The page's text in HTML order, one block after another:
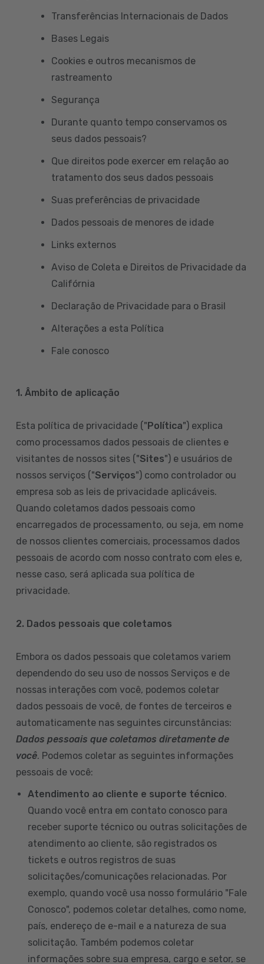
Transferências Internacionais de Dados
Bases Legais
Cookies e outros mecanismos de
rastreamento
Segurança
Durante quanto tempo conservamos os
seus dados pessoais?
Que direitos pode exercer em relação ao
tratamento dos seus dados pessoais
Suas preferências de privacidade
Dados pessoais de menores de idade
Links externos
Aviso de Coleta e Direitos de Privacidade da
Califórnia
Declaração de Privacidade para o Brasil
Alterações a esta Política
Fale conosco
1. Âmbito de aplicação
Esta política de privacidade ("Política") explica
como processamos dados pessoais de clientes e
visitantes de nossos sites ("Sites") e usuários de
nossos serviços ("Serviços") como controlador ou
empresa sob as leis de privacidade aplicáveis.
Quando coletamos dados pessoais como
encarregados de processamento, ou seja, em nome
de nossos clientes comerciais, processamos dados
pessoais de acordo com nosso contrato com eles e,
nesse caso, será aplicada sua política de
privacidade.
2. Dados pessoais que coletamos
Embora os dados pessoais que coletamos variem
dependendo do seu uso de nossos Serviços e de
nossas interações com você, podemos coletar
dados pessoais de você, de fontes de terceiros e
automaticamente nas seguintes circunstâncias:
Dados pessoais que coletamos diretamente de
você. Podemos coletar as seguintes informações
pessoais de você:
Atendimento ao cliente e suporte técnico.
Quando você entra em contato conosco para
receber suporte técnico ou outras solicitações de
atendimento ao cliente, são registrados os
tickets e outros registros de suas
solicitações/comunicações relacionadas. Por
exemplo, quando você usa nosso formulário "Fale
Conosco", podemos coletar detalhes, como nome,
país, endereço de e-mail e a natureza de sua
solicitação. Também podemos coletar
informações sobre sua empresa, cargo e setor, se